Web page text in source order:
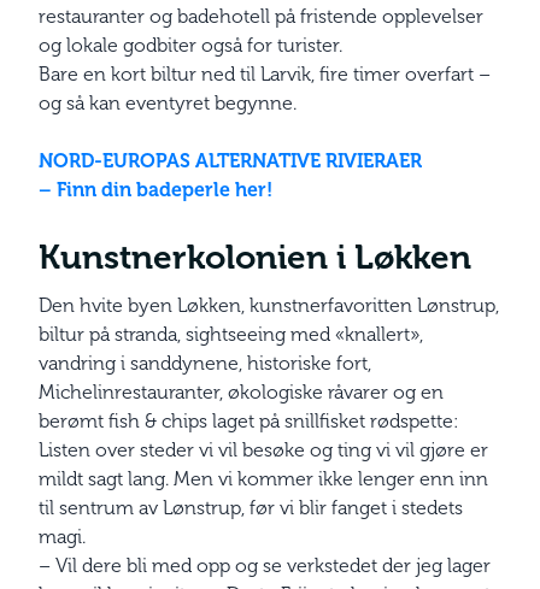
restauranter og badehotell på fristende opplevelser
og lokale godbiter også for turister.
Bare en kort biltur ned til Larvik, fire timer overfart –
og så kan eventyret begynne.
NORD-EUROPAS ALTERNATIVE RIVIERAER
– Finn din badeperle her!
Kunstnerkolonien i Løkken
Den hvite byen Løkken, kunstnerfavoritten Lønstrup,
biltur på stranda, sightseeing med «knallert»,
vandring i sanddynene, historiske fort,
Michelinrestauranter, økologiske råvarer og en
berømt fish & chips laget på snillfisket rødspette:
Listen over steder vi vil besøke og ting vi vil gjøre er
mildt sagt lang. Men vi kommer ikke lenger enn inn
til sentrum av Lønstrup, før vi blir fanget i stedets
magi.
– Vil dere bli med opp og se verkstedet der jeg lager